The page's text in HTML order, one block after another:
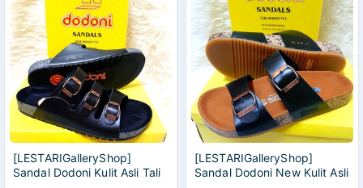
[LESTARIGalleryShop]
Sandal Dodoni Kulit Asli Tali
[LESTARIGalleryShop]
Sandal Dodoni New Kulit Asli